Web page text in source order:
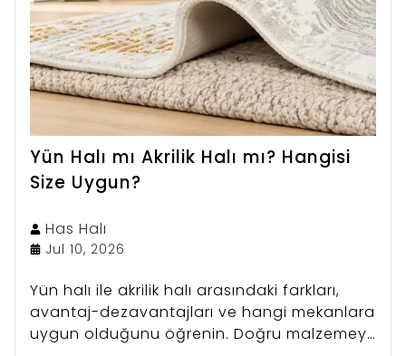
Yün Halı mı Akrilik Halı mı? Hangisi
Size Uygun?
Has Halı
Jul 10, 2026
Yün halı ile akrilik halı arasındaki farkları,
avantaj-dezavantajları ve hangi mekanlara
uygun olduğunu öğrenin. Doğru malzemeyi